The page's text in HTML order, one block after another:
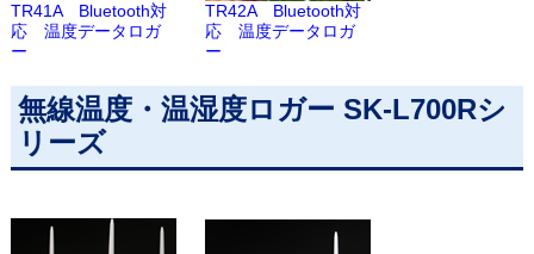
TR41A Bluetooth対
応 温度データロガ
ー
TR42A Bluetooth対
応 温度データロガ
ー
無線温度・温湿度ロガー SK-L700Rシ
リーズ